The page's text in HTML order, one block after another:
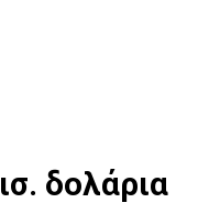
δολάρια